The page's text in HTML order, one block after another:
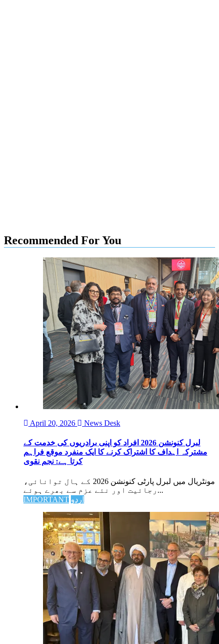
Recommended For You
April 20, 2026 News Desk
لبرل کنونشن 2026 افراد کو اپنی برادریوں کی خدمت کے
مشترکہ اہداف کا اشتراک کرنے کا ایک منفرد موقع فراہم
کرتا ہے: نجم نقوی
مونٹریال میں لبرل پارٹی کنونشن 2026 کے ہال توانائی،
رجائیت اور نئے عزم سے بھرے ہوئے...
IMPORTANT اردو